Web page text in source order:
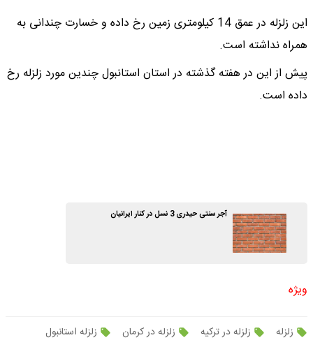
این زلزله در عمق 14 کیلومتری زمین رخ داده و خسارت چندانی به
همراه نداشته است.
پیش از این در هفته گذشته در استان استانبول چندین مورد زلزله رخ
داده است.
آجر سنتی حیدری 3 نسل در کنار ایرانیان
ویژه
زلزله زلزله در ترکیه زلزله در کرمان زلزله استانبول